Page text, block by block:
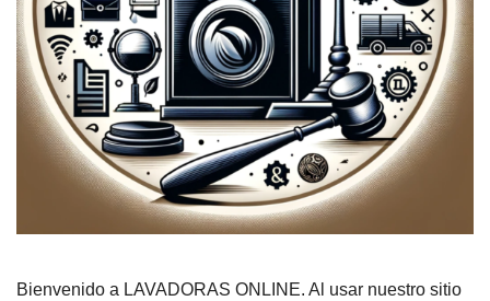
Bienvenido a LAVADORAS ONLINE. Al usar nuestro sitio